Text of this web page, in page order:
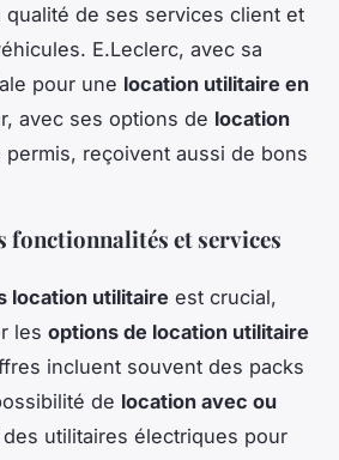
de ses services client et
E.Leclerc, avec sa
pour une location utilitaire en
avec ses options de location
permis, reçoivent aussi de bons
fonctionnalités et services
location utilitaire est crucial,
les options de location utilitaire
incluent souvent des packs
de location avec ou
des utilitaires électriques pour